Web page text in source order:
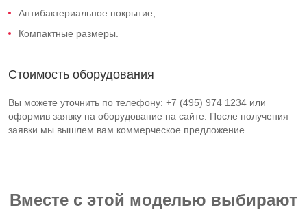
Антибактериальное покрытие;
Компактные размеры.
Стоимость оборудования
Вы можете уточнить по телефону: +7 (495) 974 1234 или
оформив заявку на оборудование на сайте. После получения
заявки мы вышлем вам коммерческое предложение.
Вместе с этой моделью выбирают